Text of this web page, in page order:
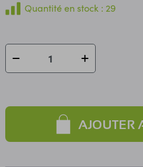
Quantité en stock : 29
AJOUTER